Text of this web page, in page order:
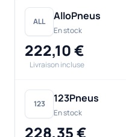
ALL AlloPneus
En stock
222,10 €
Livraison incluse
123 123Pneus
En stock
228,35 €